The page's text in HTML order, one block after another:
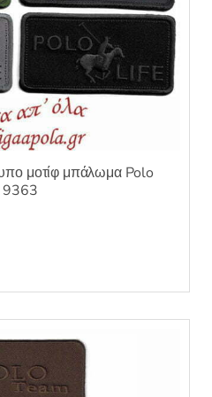
μοτίφ μπάλωμα Polo
9363